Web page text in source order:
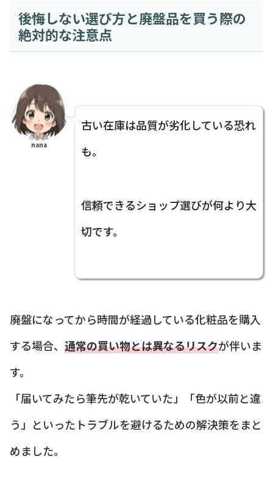
後悔しない選び方と廃盤品を買う際の
絶対的な注意点
nana
古い在庫は品質が劣化している恐れ
も。
信頼できるショップ選びが何より大
切です。
廃盤になってから時間が経過している化粧品を購入
する場合、 通常の買い物とは異なるリスクが伴いま
す。
「届いてみたら筆先が乾いていた」「色が以前と違
う」といったトラブルを避けるための解決策をまと
めました。